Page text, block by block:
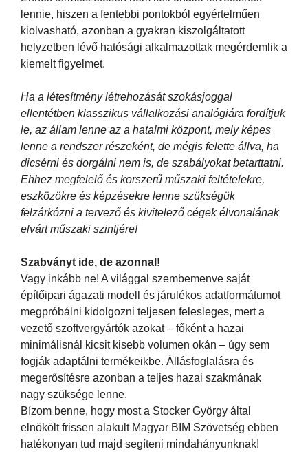
lennie, hiszen a fentebbi pontokból egyértelműen
kiolvasható, azonban a gyakran kiszolgáltatott
helyzetben lévő hatósági alkalmazottak megérdemlik a
kiemelt figyelmet.
Ha a létesítmény létrehozását szokásjoggal
ellentétben klasszikus vállalkozási analógiára fordítjuk
le, az állam lenne az a hatalmi központ, mely képes
lenne a rendszer részeként, de mégis felette állva, ha
dicsérni és dorgálni nem is, de szabályokat betarttatni.
Ehhez megfelelő és korszerű műszaki feltételekre,
eszközökre és képzésekre lenne szükségük
felzárkózni a tervező és kivitelező cégek élvonalának
elvárt műszaki szintjére!
Szabványt ide, de azonnal!
Vagy inkább ne! A világgal szembemenve saját
építőipari ágazati modell és járulékos adatformátumot
megpróbálni kidolgozni teljesen felesleges, mert a
vezető szoftvergyártók azokat – főként a hazai
minimálisnál kicsit kisebb volumen okán – úgy sem
fogják adaptálni termékeikbe. Állásfoglalásra és
megerősítésre azonban a teljes hazai szakmának
nagy szüksége lenne.
Bízom benne, hogy most a Stocker György által
elnökölt frissen alakult Magyar BIM Szövetség ebben
hatékonyan tud majd segíteni mindahányunknak!